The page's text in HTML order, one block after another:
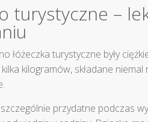
turystyczne –
łóżeczka turystyczne były
kilogramów, składane
przydatne podczas